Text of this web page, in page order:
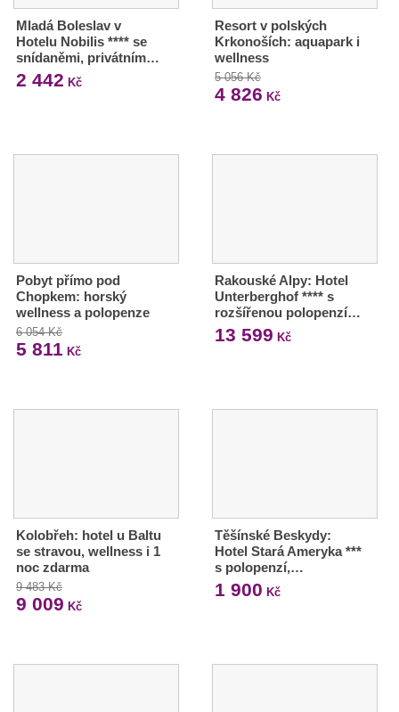
Mladá Boleslav v
Hotelu Nobilis **** se
snídaněmi, privátním…
2 442 Kč
Resort v polských
Krkonoších: aquapark i
wellness
5 056 Kč
4 826 Kč
Pobyt přímo pod
Chopkem: horský
wellness a polopenze
6 054 Kč
5 811 Kč
Rakouské Alpy: Hotel
Unterberghof **** s
rozšířenou polopenzí…
13 599 Kč
Kolobřeh: hotel u Baltu
se stravou, wellness i 1
noc zdarma
9 483 Kč
9 009 Kč
Těšínské Beskydy:
Hotel Stará Ameryka ***
s polopenzí,…
1 900 Kč